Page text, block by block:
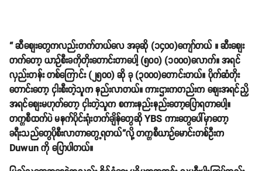
“ ဆီစျေးတွေကလည်းတက်တယ်လေ အခုဆို (၁၄၀၀)ကျော်တယ် ။ ဆီးစျေး
တက်တော့ ယာဉ်စီးခကိုတိုးတောင်းတာပေါ့ (၅၀၀) (၁၀၀၀)လောက်။ အရင်
လှည်းတန်း တစ်ကြောင်း (၂၅၀၀) ဆို ခု (၃၀၀၀)တောင်းတယ်။ ပိုက်ဆံတိုး
တောင်းတော့ ငှါးစီးတဲ့သူက နည်းလာတယ်။ ကားဌားကတည်းက စျေးအရင်ညှိ
အရင်စျေးမဟုတ်တော့ ငှါးတဲ့သူက စကားနည်းနည်းတော့ပြောရတာပေါ့။
တက္ကစီထက်ပဲ မနက်ပိုင်းရုံးတက်ချိန်တွေဆို YBS ကားတွေပေါ်မှာတော့
ခရီးသည်တွေပိုစီးလာတာတွေ့ရတယ်”လို့ တက္ကစီယာဉ်မောင်းတစ်ဦးက
Duwun ကို ပြောပါတယ်။